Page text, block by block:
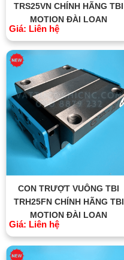
TRS25VN CHÍNH HÃNG TBI
MOTION ĐÀI LOAN
Giá: Liên hệ
CON TRƯỢT VUÔNG TBI
TRH25FN CHÍNH HÃNG TBI
MOTION ĐÀI LOAN
Giá: Liên hệ